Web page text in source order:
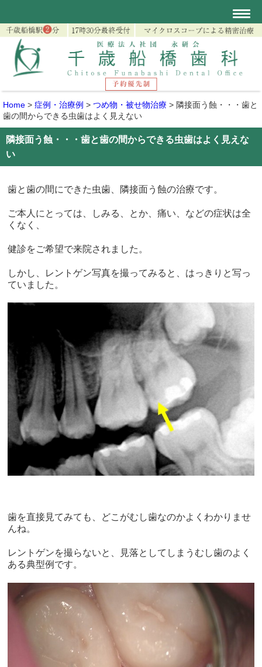
Home > 症例・治療例 > つめ物・被せ物治療 > 隣接面う蝕・・・歯と
歯の間からできる虫歯はよく見えない
隣接面う蝕・・・歯と歯の間からできる虫歯はよく見えな
い
歯と歯の間にできた虫歯、隣接面う蝕の治療です。
ご本人にとっては、しみる、とか、痛い、などの症状は全
くなく、
健診をご希望で来院されました。
しかし、レントゲン写真を撮ってみると、はっきりと写っ
ていました。
歯を直接見てみても、どこがむし歯なのかよくわかりませ
んね。
レントゲンを撮らないと、見落としてしまうむし歯のよく
ある典型例です。